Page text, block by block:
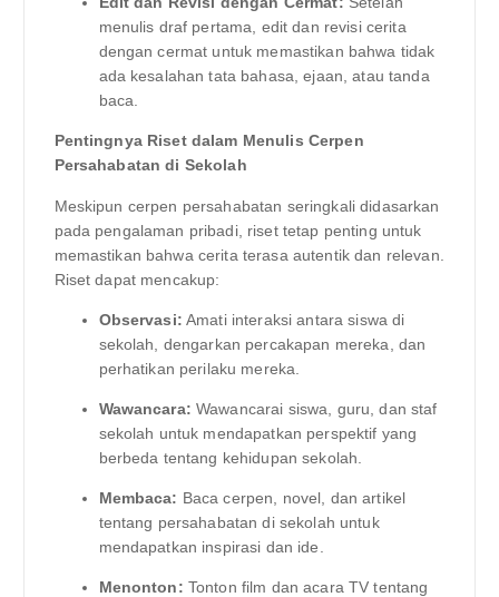
menulis draf pertama, edit dan revisi cerita
dengan cermat untuk memastikan bahwa tidak
ada kesalahan tata bahasa, ejaan, atau tanda
baca.
Pentingnya Riset dalam Menulis Cerpen
Persahabatan di Sekolah
Meskipun cerpen persahabatan seringkali didasarkan
pada pengalaman pribadi, riset tetap penting untuk
memastikan bahwa cerita terasa autentik dan relevan.
Riset dapat mencakup:
Observasi: Amati interaksi antara siswa di
sekolah, dengarkan percakapan mereka, dan
perhatikan perilaku mereka.
Wawancara: Wawancarai siswa, guru, dan staf
sekolah untuk mendapatkan perspektif yang
berbeda tentang kehidupan sekolah.
Membaca: Baca cerpen, novel, dan artikel
tentang persahabatan di sekolah untuk
mendapatkan inspirasi dan ide.
Menonton: Tonton film dan acara TV tentang